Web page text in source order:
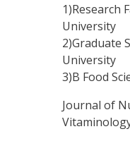
1)Research
University
2)Graduate
University
3)B Food
Journal of